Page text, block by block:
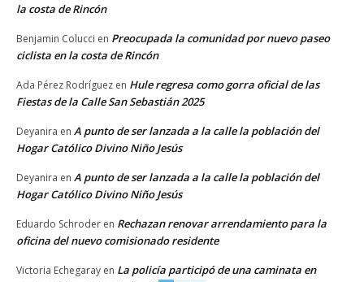
la costa de Rincón
Benjamin Colucci en Preocupada la comunidad por nuevo paseo
ciclista en la costa de Rincón
Ada Pérez Rodríguez en Hule regresa como gorra oficial de las
Fiestas de la Calle San Sebastián 2025
Deyanira en A punto de ser lanzada a la calle la población del
Hogar Católico Divino Niño Jesús
Deyanira en A punto de ser lanzada a la calle la población del
Hogar Católico Divino Niño Jesús
Eduardo Schroder en Rechazan renovar arrendamiento para la
oficina del nuevo comisionado residente
Victoria Echegaray en La policía participó de una caminata en